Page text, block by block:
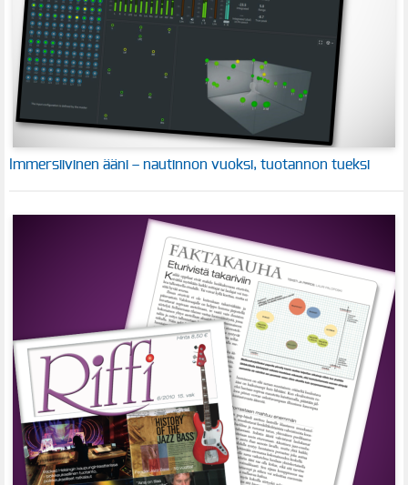
Immersiivinen ääni – nautinnon vuoksi, tuotannon tueksi